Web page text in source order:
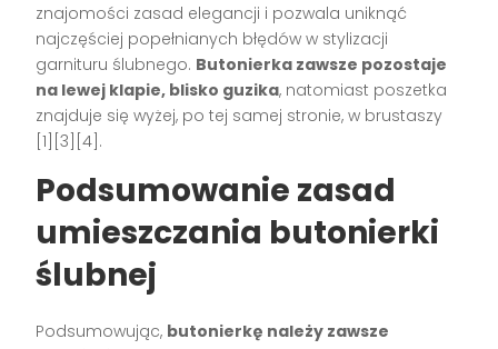
znajomości zasad elegancji i pozwala uniknąć
najczęściej popełnianych błędów w stylizacji
garnituru ślubnego. Butonierka zawsze pozostaje
na lewej klapie, blisko guzika, natomiast poszetka
znajduje się wyżej, po tej samej stronie, w brustaszy
[1][3][4] .
Podsumowanie zasad
umieszczania butonierki
ślubnej
Podsumowując, butonierkę należy zawsze